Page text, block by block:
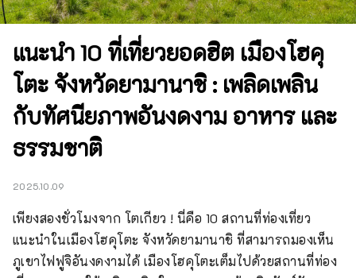
แนะนำ 10 ที่เที่ยวยอดฮิต เมืองโฮคุ
โตะ จังหวัดยามานาชิ : เพลิดเพลิน
กับทัศนียภาพอันงดงาม อาหาร และ
ธรรมชาติ
2025.10.09
เพียงสองชั่วโมงจาก โตเกียว ! นี่คือ 10 สถานที่ท่องเที่ยว
แนะนำในเมืองโฮคุโตะ จังหวัดยามานาชิ ที่สามารถมองเห็น
ภูเขาไฟฟูจิอันงดงามได้ เมืองโฮคุโตะเต็มไปด้วยสถานที่ท่อง